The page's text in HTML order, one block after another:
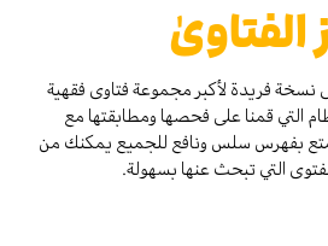
الفتاوىٰ
نسخة فريدة لأكبر مجموعة فتاوى فقهية
التي قمنا على فحصها ومطابقتها مع
بفهرس سلس ونافع للجميع يمكنك من
التي تبحث عنها بسهولة.